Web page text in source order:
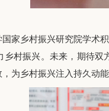
家乡村振兴研究院学术
村振兴。未来，期待
为乡村振兴注入持久动能